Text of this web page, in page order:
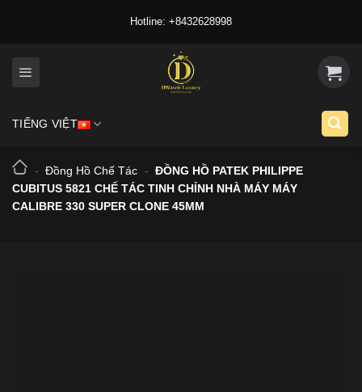
Hotline: +8432628998
TIẾNG VIỆT
- Đồng Hồ Chế Tác - ĐỒNG HỒ PATEK PHILIPPE
CUBITUS 5821 CHẾ TÁC TINH CHỈNH NHÀ MÁY MÁY
CALIBRE 330 SUPER CLONE 45MM